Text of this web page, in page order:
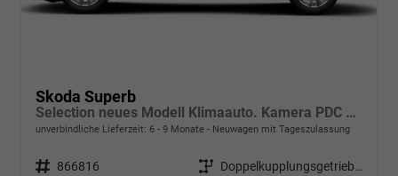
Skoda Superb
Selection neues Modell Klimaauto. Kamera PDC SHZ vorn 17 Zoll LM
unverbindliche Lieferzeit: 6 - 9 Monate Neuwagen mit Tageszulassung
Fahrzeugnr. 866816 Getriebe
Doppelkupplungsgetriebe (DSG)